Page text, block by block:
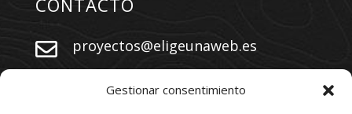
Gestionar consentimiento
 proyectos@eligeunaweb.es
+34 609 730 569